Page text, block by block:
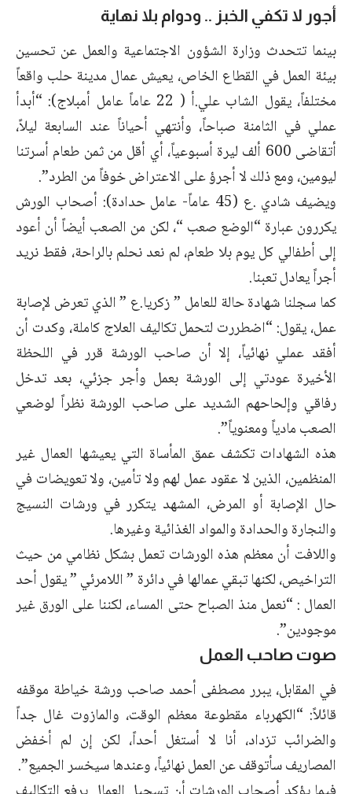
أجور لا تكفي الخبز .. ودوام بلا نهاية
بينما تتحدث وزارة الشؤون الاجتماعية والعمل عن تحسين
بيئة العمل في القطاع الخاص، يعيش عمال مدينة حلب واقعاً
مختلفاً، يقول الشاب علي.أ ( 22 عاماً عامل أمبلاج): “أبدأ
عملي في الثامنة صباحاً، وأنتهي أحياناً عند السابعة ليلاً،
أتقاضى 600 ألف ليرة أسبوعياً، أي أقل من ثمن طعام أسرتنا
ليومين، ومع ذلك لا أجرؤ على الاعتراض خوفاً من الطرد”.
ويضيف شادي .ع (45 عاماً- عامل حدادة): أصحاب الورش
يكررون عبارة “الوضع صعب “، لكن من الصعب أيضاً أن أعود
إلى أطفالي كل يوم بلا طعام، لم نعد نحلم بالراحة، فقط نريد
أجراً يعادل تعبنا.
كما سجلنا شهادة حالة للعامل ” زكريا.ع ” الذي تعرض لإصابة
عمل، يقول: “اضطررت لتحمل تكاليف العلاج كاملة، وكدت أن
أفقد عملي نهائياً، إلا أن صاحب الورشة قرر في اللحظة
الأخيرة عودتي إلى الورشة بعمل وأجر جزئي، بعد تدخل
رفاقي وإلحاحهم الشديد على صاحب الورشة نظراً لوضعي
الصعب مادياً ومعنوياً”.
هذه الشهادات تكشف عمق المأساة التي يعيشها العمال غير
المنظمين، الذين لا عقود عمل لهم ولا تأمين، ولا تعويضات في
حال الإصابة أو المرض، المشهد يتكرر في ورشات النسيج
والنجارة والحدادة والمواد الغذائية وغيرها.
واللافت أن معظم هذه الورشات تعمل بشكل نظامي من حيث
التراخيص، لكنها تبقي عمالها في دائرة ” اللامرئي ” يقول أحد
العمال : “نعمل منذ الصباح حتى المساء، لكننا على الورق غير
موجودين”.
صوت صاحب العمل
في المقابل، يبرر مصطفى أحمد صاحب ورشة خياطة موقفه
قائلاً: “الكهرباء مقطوعة معظم الوقت، والمازوت غال جداً
والضرائب تزداد، أنا لا أستغل أحداً، لكن إن لم أخفض
المصاريف سأتوقف عن العمل نهائياً، وعندها سيخسر الجميع”.